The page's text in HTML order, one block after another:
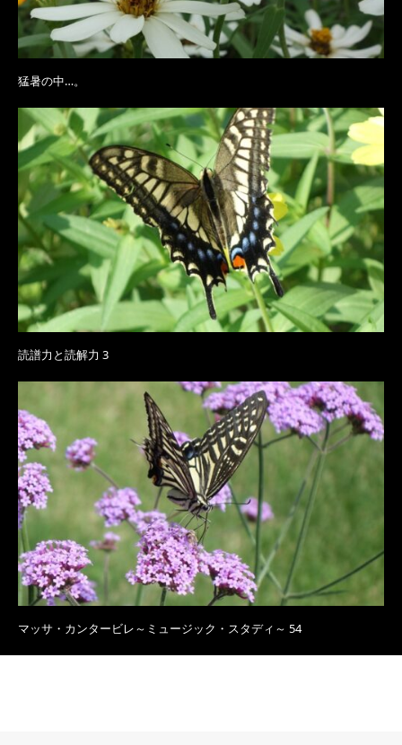
猛暑の中…。
読譜力と読解力 3
マッサ・カンタービレ～ミュージック・スタディ～ 54